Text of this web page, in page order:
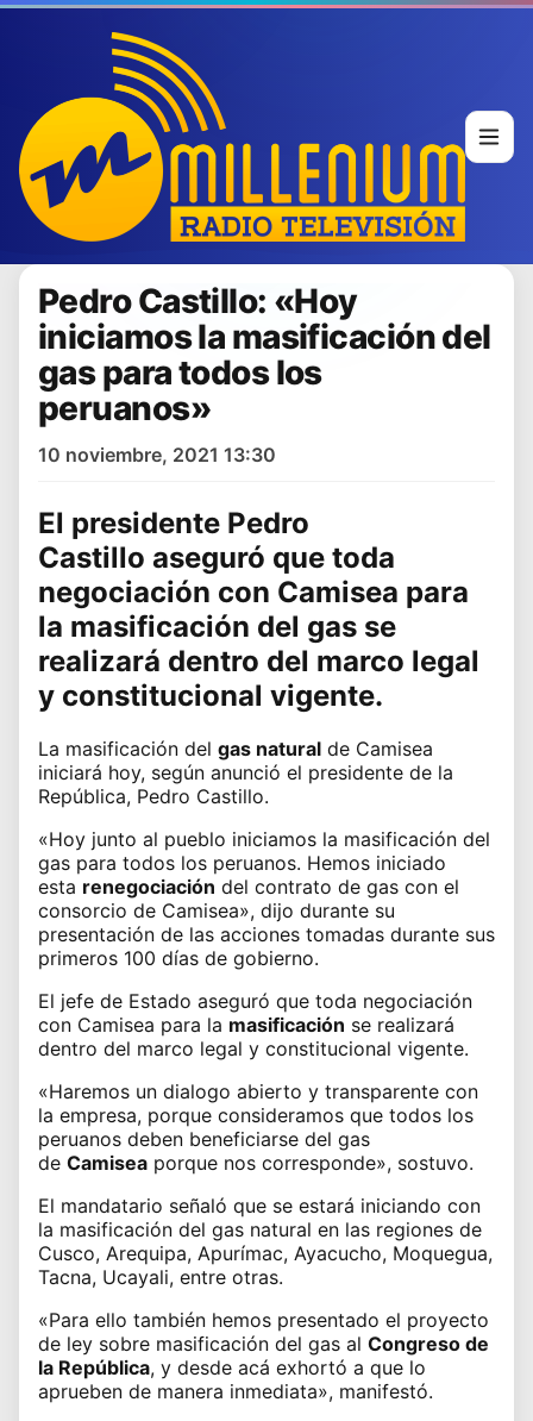
Pedro Castillo: «Hoy
iniciamos la masificación del
gas para todos los
peruanos»
10 noviembre, 2021 13:30
El presidente Pedro
Castillo aseguró que toda
negociación con Camisea para
la masificación del gas se
realizará dentro del marco legal
y constitucional vigente.
La masificación del gas natural de Camisea
iniciará hoy, según anunció el presidente de la
República, Pedro Castillo.
«Hoy junto al pueblo iniciamos la masificación del
gas para todos los peruanos. Hemos iniciado
esta renegociación del contrato de gas con el
consorcio de Camisea», dijo durante su
presentación de las acciones tomadas durante sus
primeros 100 días de gobierno.
El jefe de Estado aseguró que toda negociación
con Camisea para la masificación se realizará
dentro del marco legal y constitucional vigente.
«Haremos un dialogo abierto y transparente con
la empresa, porque consideramos que todos los
peruanos deben beneficiarse del gas
de Camisea porque nos corresponde», sostuvo.
El mandatario señaló que se estará iniciando con
la masificación del gas natural en las regiones de
Cusco, Arequipa, Apurímac, Ayacucho, Moquegua,
Tacna, Ucayali, entre otras.
«Para ello también hemos presentado el proyecto
de ley sobre masificación del gas al Congreso de
la República, y desde acá exhortó a que lo
aprueben de manera inmediata», manifestó.